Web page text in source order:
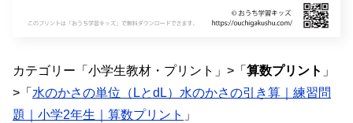
カテゴリー「小学生教材・プリント」>「 算数プリント 」
>「 水のかさの単位（LとdL）水のかさの引き算｜練習問
題｜小学2年生｜算数プリント 」